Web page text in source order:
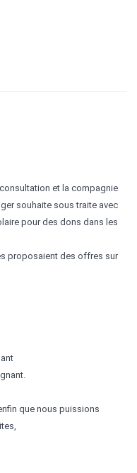
et la compagnie
souhaite sous traite avec
pour des dons dans les
proposaient des offres sur
que nous puissions